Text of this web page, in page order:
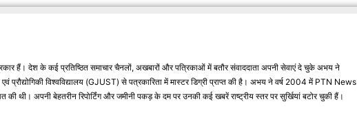
हैं। देश के कई प्रतिष्ठित समाचार चैनलों, अखबारों और पत्रिकाओं में बतौर संवाददाता अपनी सेवाएं दे चुके अभय ने
एवं प्रौद्योगिकी विश्वविद्यालय (GJUST) से पत्रकारिता में मास्टर डिग्री प्राप्त की है। अभय ने वर्ष 2004 में PTN News
थी। अपनी बेहतरीन रिपोर्टिंग और जमीनी पकड़ के दम पर उनकी कई खबरें राष्ट्रीय स्तर पर सुर्खियां बटोर चुकी हैं।